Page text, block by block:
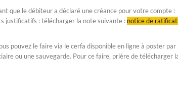
que le débiteur a déclaré une créance pour votre compte :
justificatifs : télécharger la note suivante : notice de
pouvez le faire via le cerfa disponible en ligne à poster par
ou une sauvegarde. Pour ce faire, prière de télécharger